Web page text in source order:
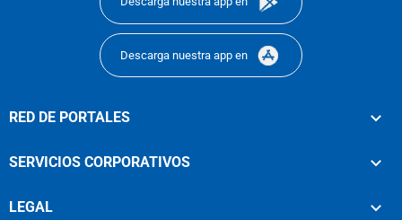
Descarga nuestra app en
RED DE PORTALES
SERVICIOS CORPORATIVOS
LEGAL